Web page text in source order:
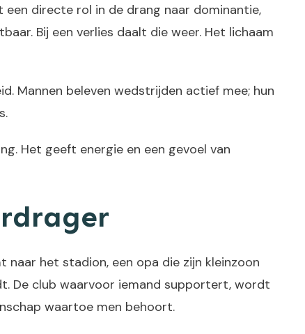
directe rol in de drang naar dominantie,
Bij een verlies daalt die weer. Het lichaam
Mannen beleven wedstrijden actief mee; hun
Het geeft energie en een gevoel van
het stadion, een opa die zijn kleinzoon
De club waarvoor iemand supportert, wordt
waartoe men behoort.